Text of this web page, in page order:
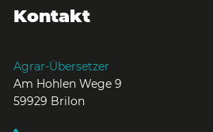
Kontakt
Agrar-Übersetzer
Am Hohlen Wege 9
59929 Brilon